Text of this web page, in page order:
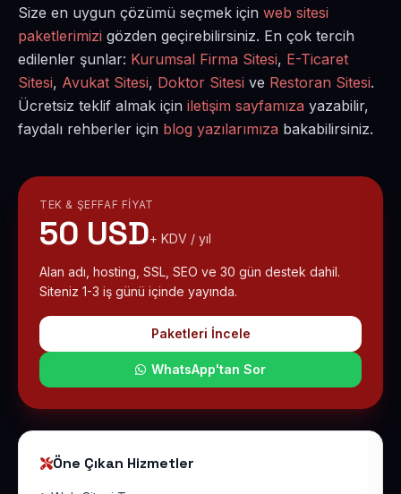
Size en uygun çözümü seçmek için web sitesi
paketlerimizi gözden geçirebilirsiniz. En çok tercih
edilenler şunlar: Kurumsal Firma Sitesi, E-Ticaret
Sitesi, Avukat Sitesi, Doktor Sitesi ve Restoran Sitesi.
Ücretsiz teklif almak için iletişim sayfamıza yazabilir,
faydalı rehberler için blog yazılarımıza bakabilirsiniz.
TEK & ŞEFFAF FIYAT
50 USD+ KDV / yıl
Alan adı, hosting, SSL, SEO ve 30 gün destek dahil.
Siteniz 1-3 iş günü içinde yayında.
Paketleri İncele
WhatsApp'tan Sor
Öne Çıkan Hizmetler